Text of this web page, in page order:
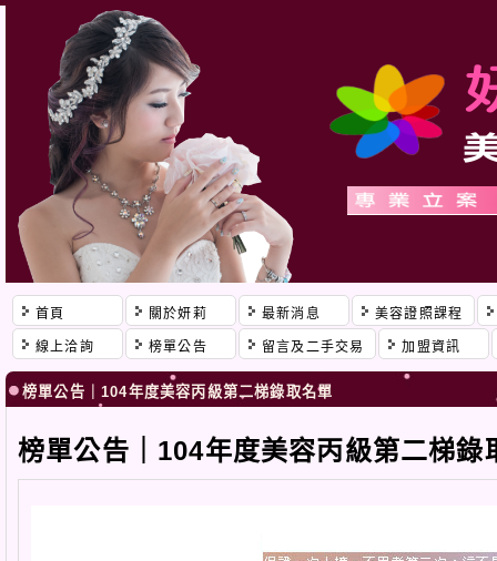
首頁 關於妍莉 最新消息 美容證照課程
線上洽詢 榜單公告 留言及二手交易 加盟資訊
榜單公告｜104年度美容丙級第二梯錄取名單
榜單公告｜104年度美容丙級第二梯錄